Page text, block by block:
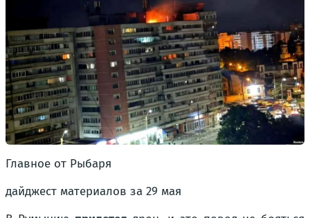
Главное от Рыбаря
дайджест материалов за 29 мая